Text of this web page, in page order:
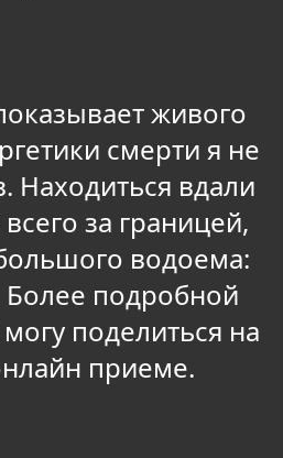
живого
смерти я не
Находиться вдали
за границей,
водоема:
подробной
поделиться на
приеме.